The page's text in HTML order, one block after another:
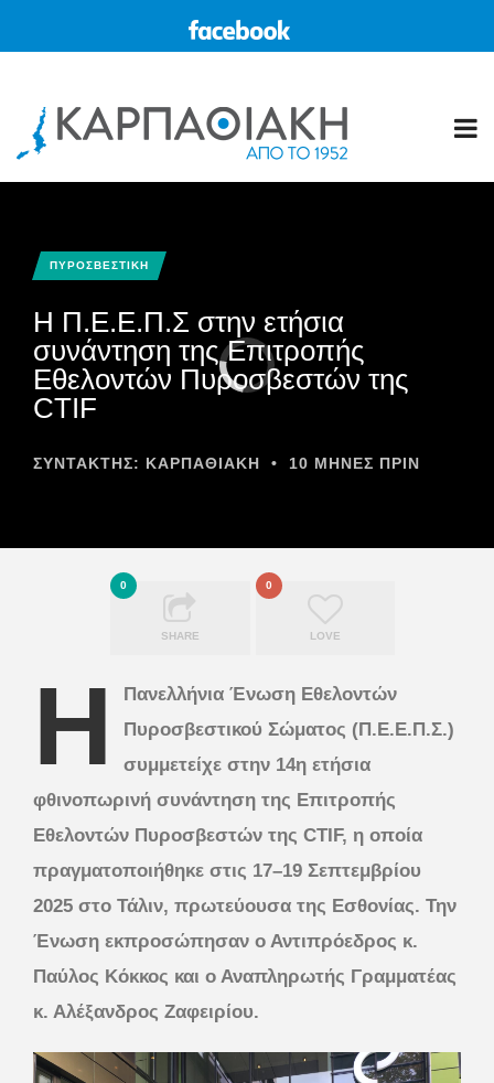
ΠΥΡΟΣΒΕΣΤΙΚΗ
Η Π.Ε.Ε.Π.Σ στην ετήσια
συνάντηση της Επιτροπής
Εθελοντών Πυροσβεστών της
CTIF
ΣΥΝΤΆΚΤΗΣ: ΚΑΡΠΑΘΙΑΚΗ • 10 ΜΉΝΕΣ ΠΡΙΝ
0
SHARE
0
LOVE
Η
Πανελλήνια Ένωση Εθελοντών
Πυροσβεστικού Σώματος (Π.Ε.Ε.Π.Σ.)
συμμετείχε στην 14η ετήσια
φθινοπωρινή συνάντηση της Επιτροπής
Εθελοντών Πυροσβεστών της CTIF, η οποία
πραγματοποιήθηκε στις 17–19 Σεπτεμβρίου
2025 στο Τάλιν, πρωτεύουσα της Εσθονίας. Την
Ένωση εκπροσώπησαν ο Αντιπρόεδρος κ.
Παύλος Κόκκος και ο Αναπληρωτής Γραμματέας
κ. Αλέξανδρος Ζαφειρίου.